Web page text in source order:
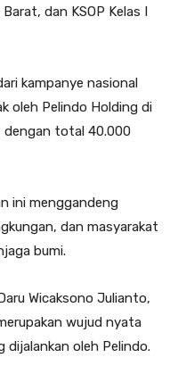
dan KSOP Kelas I
kampanye nasional
oleh Pelindo Holding di
dengan total 40.000
ini menggandeng
dan masyarakat
bumi.
Wicaksono Julianto,
wujud nyata
dijalankan oleh Pelindo.